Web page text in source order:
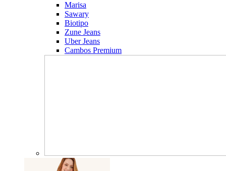
Marisa
Sawary
Biotipo
Zune Jeans
Uber Jeans
Cambos Premium